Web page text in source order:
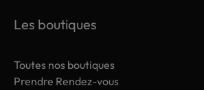
Les boutiques
Toutes nos boutiques
Prendre Rendez-vous